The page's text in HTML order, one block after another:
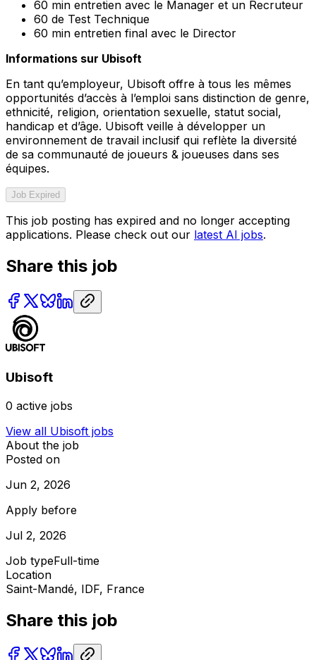
60 min entretien avec le Manager et un Recruteur
60 de Test Technique
60 min entretien final avec le Director
Informations sur Ubisoft
En tant qu’employeur, Ubisoft offre à tous les mêmes
opportunités d’accès à l’emploi sans distinction de genre,
ethnicité, religion, orientation sexuelle, statut social,
handicap et d’âge. Ubisoft veille à développer un
environnement de travail inclusif qui reflète la diversité
de sa communauté de joueurs & joueuses dans ses
équipes.
Job Expired
This job posting has expired and no longer accepting
applications. Please check out our latest AI jobs.
Share this job
Ubisoft
0 active jobs
View all Ubisoft jobs
About the job
Posted on
Jun 2, 2026
Apply before
Jul 2, 2026
Job typeFull-time
Location
Saint-Mandé, IDF, France
Share this job